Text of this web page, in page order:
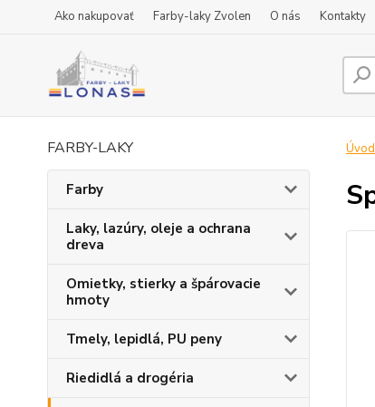
Ako nakupovať Farby-laky Zvolen O nás Kontakty
FARBY-LAKY
Farby
Laky, lazúry, oleje a ochrana
dreva
Omietky, stierky a špárovacie
hmoty
Tmely, lepidlá, PU peny
Riedidlá a drogéria
Úvod